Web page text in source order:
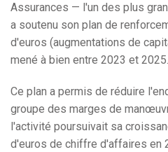
Assurances — l'un des plus
a soutenu son plan de
d'euros (augmentations de
mené à bien entre 2023 et 2025.
Ce plan a permis de réduire
groupe des marges de
l'activité poursuivait sa
d'euros de chiffre d'affaires en